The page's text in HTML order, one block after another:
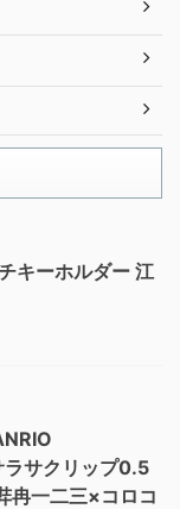
キーホルダー 江
サクリップ0.5
冉一二三×コロコ